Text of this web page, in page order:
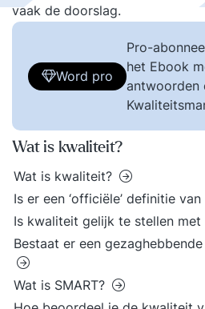
vaak de doorslag.
Word pro
Pro-
het Ebook
antwoorden
Wat is kwaliteit?
Wat is kwaliteit?
Is er een ‘officiële’ definitie
Is kwaliteit gelijk te stellen
Bestaat er een
Wat is SMART?